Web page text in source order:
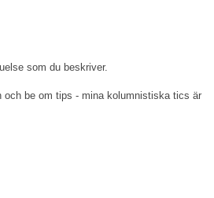
som du beskriver.
be om tips - mina kolumnistiska tics är